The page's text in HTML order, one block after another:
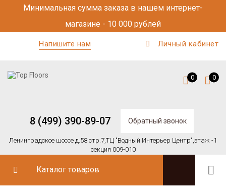
Минимальная сумма заказа в нашем интернет-
магазине - 10 000 рублей
Напишите нам Личный кабинет
8 (499) 390-89-07 Обратный звонок
Ленинградское шоссе д.58 стр.7,ТЦ "Водный Интерьер Центр",этаж -1
секция 009-010
0 0
Каталог товаров